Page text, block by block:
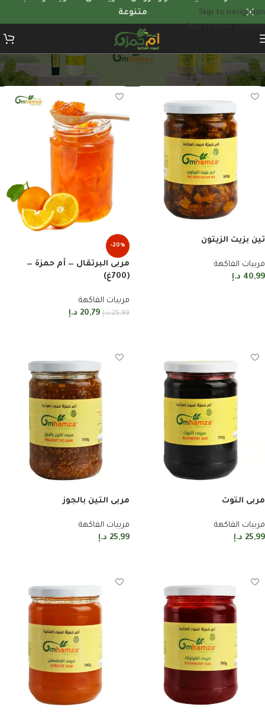
Skip to navigation
متنوعة
مربيات الفاكهة
Show column
تين بزيت الزيتون
مربيات الفاكهة
40,99 د.إ
-20%
مربى البرتقال — أم حمزة —
(700غ)
مربيات الفاكهة
25,99 د.إ 20,79 د.إ
مربى التوت
مربيات الفاكهة
25,99 د.إ
مربى التين بالجوز
مربيات الفاكهة
25,99 د.إ